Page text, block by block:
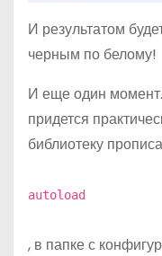
И результатом
черным по белому!
И еще один момент.
придется
библиотеку
autoload
, в папке с